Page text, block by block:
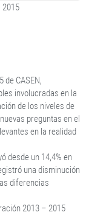
2015
de CASEN,
involucradas en la
de los niveles de
preguntas en el
en la realidad
desde un 14,4% en
una disminución
diferencias
2013 – 2015